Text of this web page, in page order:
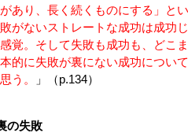
り、長く続くものにする」とい
ないストレートな成功は成功じ
。そして失敗も成功も、どこま
失敗が裏にない成功について
。
」（p.134）
の失敗